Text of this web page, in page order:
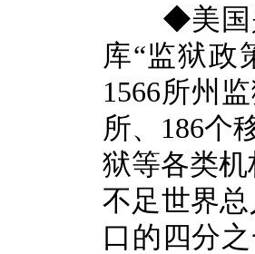
◆美国是
库“监狱政
1566所州
所、186个
狱等各类
不足世界
口的四分